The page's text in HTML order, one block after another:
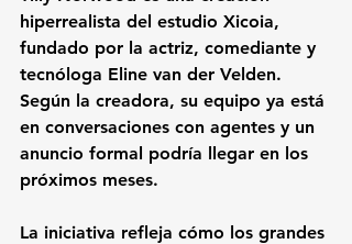
hiperrealista del estudio Xicoia,
fundado por la actriz, comediante y
tecnóloga Eline van der Velden.
Según la creadora, su equipo ya está
en conversaciones con agentes y un
anuncio formal podría llegar en los
próximos meses.
La iniciativa refleja cómo los grandes